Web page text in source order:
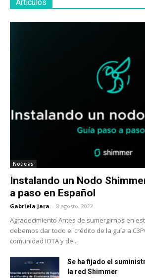
Articulos
Noticias
Instalando un Nodo
a paso en Español
Gabriela Jara - 8 agosto, 2022
Agradecimiento Antes de sumergirnos en
debemos dar todo el crédito de la guía a
comunidad IOTA y de...
Se ha fijado el
la red Shimmer